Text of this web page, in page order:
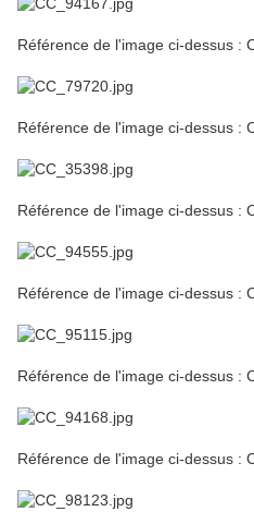
Référence de l'image ci-dessus :
Référence de l'image ci-dessus :
Référence de l'image ci-dessus :
Référence de l'image ci-dessus :
Référence de l'image ci-dessus :
Référence de l'image ci-dessus :